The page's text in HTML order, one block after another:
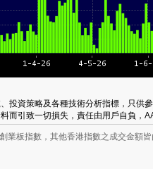
投資策略及各種技術分析指標，只供
而引致一切損失，責任由用戶自負，
業板指數，其他香港指數之成交金額